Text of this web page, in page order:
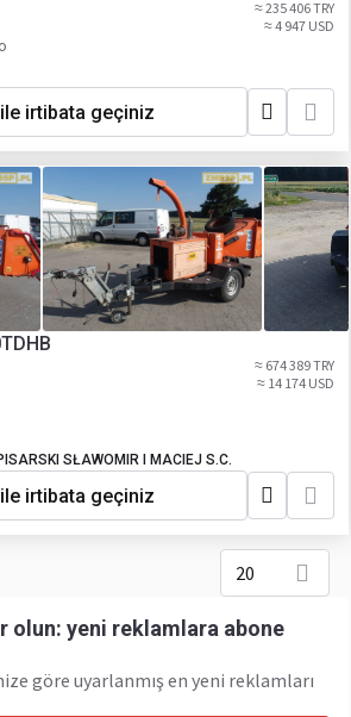
≈ 235 406 TRY
≈ 4 947 USD
ile irtibata geçiniz
≈ 674 389 TRY
≈ 14 174 USD
SŁAWOMIR I MACIEJ S.C.
ile irtibata geçiniz
20
olun: yeni reklamlara abone
göre uyarlanmış en yeni reklamları